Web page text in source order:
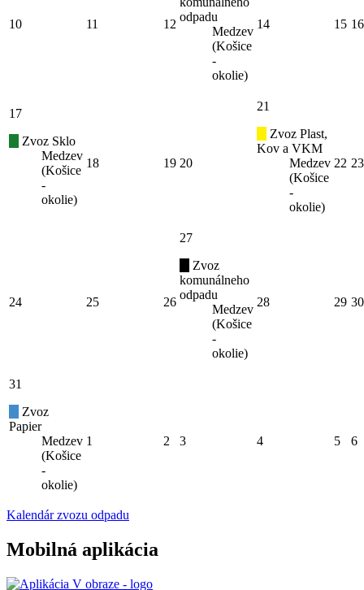
10 11 12
odpadu
Medzev
(Košice
-
okolie)
14 15 16
17
Zvoz Sklo
Medzev
(Košice
-
okolie)
18 19 20
21
Zvoz Plast,
Kov a VKM
Medzev
(Košice
-
okolie)
22 23
24 25 26
27
Zvoz
komunálneho
odpadu
Medzev
(Košice
-
okolie)
28 29 30
31
Zvoz
Papier
Medzev
(Košice
-
okolie)
1 2 3 4 5 6
Kalendár zvozu odpadu
Mobilná aplikácia